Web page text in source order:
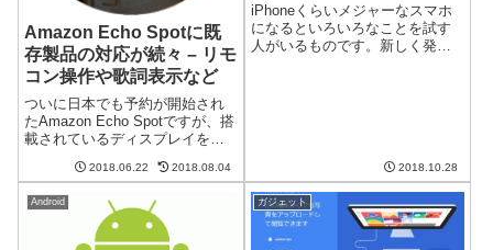
Amazon Echo Spotに既
存製品の対応が続々 – リモ
コン操作や歌詞表示など
ついに日本でも予約が開始され
たAmazon Echo Spotですが、搭
載されているディスプレイを活
のSpot対応が続々と発表されて
しましたが、Spotの魅力が増し
てワクワクし...
2018.06.22 2018.08.04
iPhoneくらいメジャーなスマホ
になるといろいろなことを試す
人がいるものです。新しく発売
2018.10.28
Android ガジェット